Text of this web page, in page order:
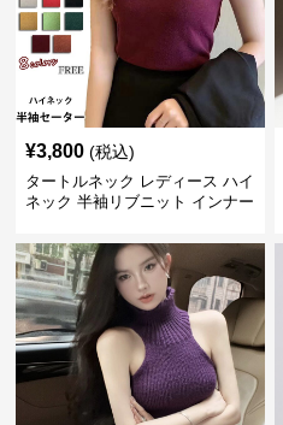
¥3,800 (税込)
タートルネック レディース ハイ
ネック 半袖リブニット インナー